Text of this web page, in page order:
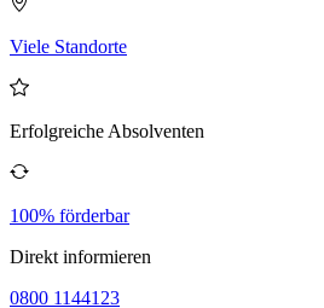
Viele Standorte
Erfolgreiche Absolventen
100% förderbar
Direkt informieren
0800 1144123